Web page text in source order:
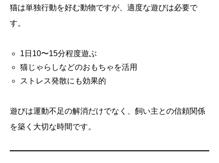
猫は単独行動を好む動物ですが、適度な遊びは必要で
す。
1日10〜15分程度遊ぶ
猫じゃらしなどのおもちゃを活用
ストレス発散にも効果的
遊びは運動不足の解消だけでなく、飼い主との信頼関係
を築く大切な時間です。